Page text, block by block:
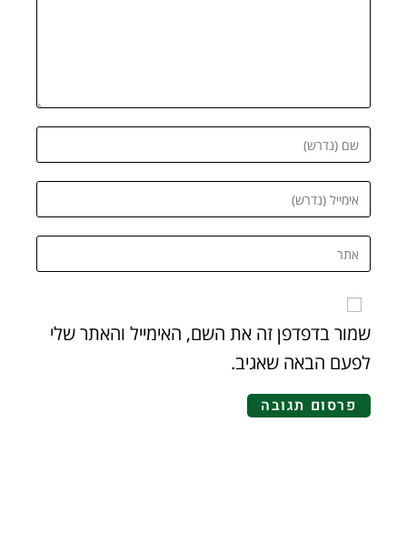
שמור בדפדפן זה את השם, האימייל והאתר שלי
לפעם הבאה שאגיב.